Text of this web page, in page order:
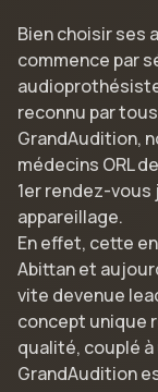
Bien choisir ses
commence par
reconnu par
GrandAudition,
médecins ORL
1er rendez-vous
appareillage.
En effet, cette
Abittan et
vite devenue
concept unique
qualité, couplé
GrandAudition